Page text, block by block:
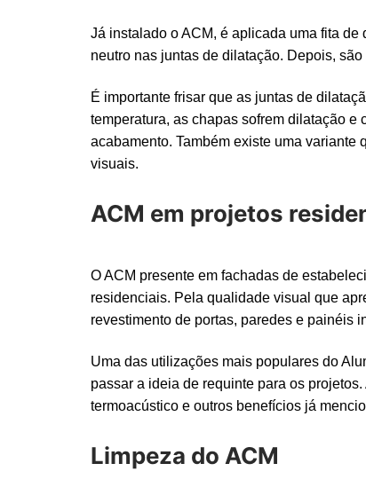
Já instalado o ACM, é aplicada uma fita
neutro nas juntas de dilatação. Depois,
É importante frisar que as juntas de
temperatura, as chapas sofrem dilatação
acabamento. Também existe uma variante
visuais.
ACM em projetos
O ACM presente em fachadas de
residenciais. Pela qualidade visual que
revestimento de portas, paredes e painéis
Uma das utilizações mais populares do
passar a ideia de requinte para os
termoacústico e outros benefícios já
Limpeza do ACM